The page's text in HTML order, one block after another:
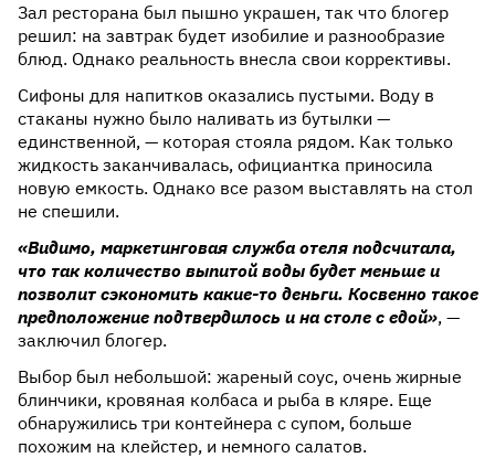
Зал ресторана был пышно украшен, так что блогер
решил: на завтрак будет изобилие и разнообразие
блюд. Однако реальность внесла свои коррективы.
Сифоны для напитков оказались пустыми. Воду в
стаканы нужно было наливать из бутылки —
единственной, — которая стояла рядом. Как только
жидкость заканчивалась, официантка приносила
новую емкость. Однако все разом выставлять на стол
не спешили.
«Видимо, маркетинговая служба отеля подсчитала,
что так количество выпитой воды будет меньше и
позволит сэкономить какие-то деньги. Косвенно такое
предположение подтвердилось и на столе с едой», —
заключил блогер.
Выбор был небольшой: жареный соус, очень жирные
блинчики, кровяная колбаса и рыба в кляре. Еще
обнаружились три контейнера с супом, больше
похожим на клейстер, и немного салатов.